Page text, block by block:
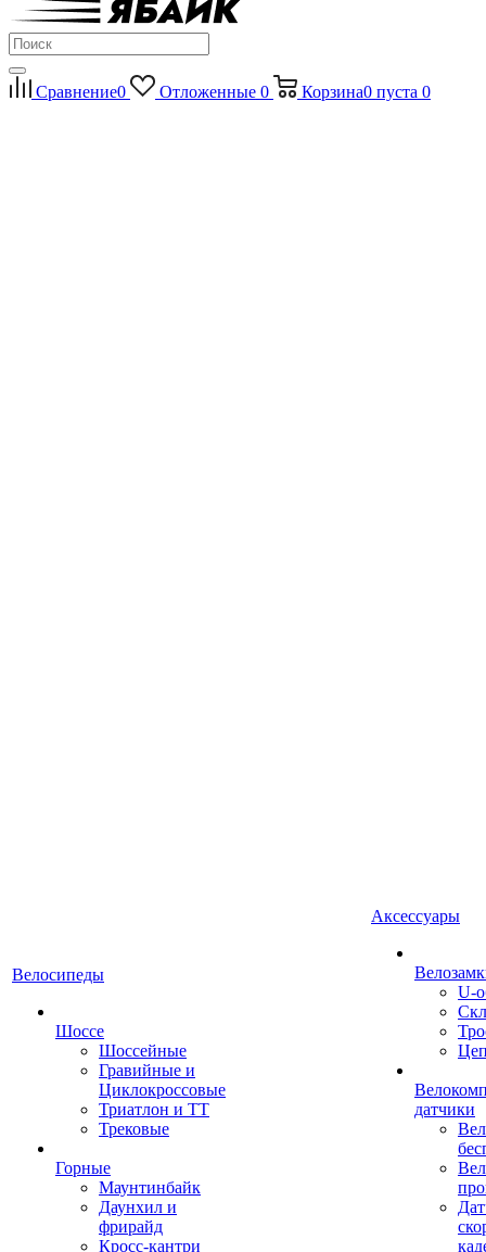
Сравнение0 Отложенные 0 Корзина0 пуста 0
Велосипеды
Шоссе
Шоссейные
Гравийные и
Циклокроссовые
Триатлон и ТТ
Трековые
Горные
Маунтинбайк
Даунхил и
фрирайд
Кросс-кантри
Аксессуары
U-
датчики